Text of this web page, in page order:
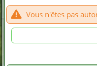
Vous n'êtes pas